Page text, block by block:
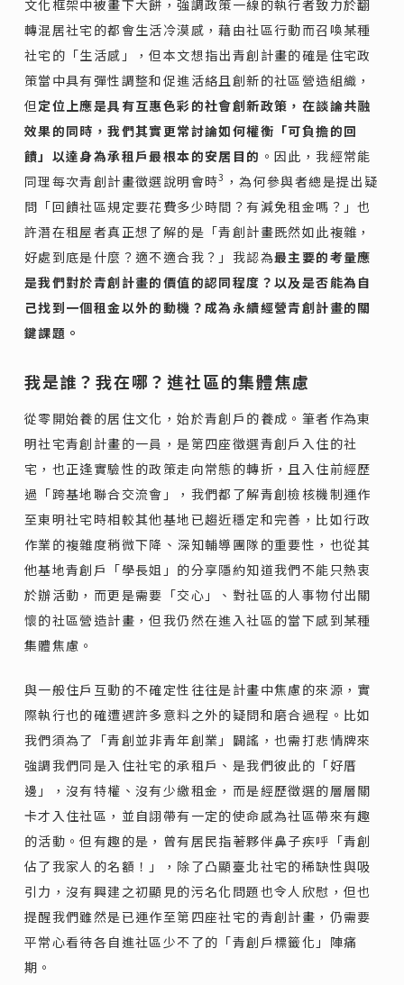
文化框架中被畫下大餅，強調政策一線的執行者致力於翻
轉混居社宅的都會生活冷漠感，藉由社區行動而召喚某種
社宅的「生活感」，但本文想指出青創計畫的確是住宅政
策當中具有彈性調整和促進活絡且創新的社區營造組織，
但 定位上應是具有互惠色彩的社會創新政策，在談論共融
效果的同時，我們其實更常討論如何權衡「可負擔的回
饋」以達身為承租戶最根本的安居目的 。因此，我經常能
同理每次青創計畫徵選說明會時3 ，為何參與者總是提出疑
問「回饋社區規定要花費多少時間？有減免租金嗎？」也
許潛在租屋者真正想了解的是「青創計畫既然如此複雜，
好處到底是什麼？適不適合我？」我認為最主要的考量應
是我們對於青創計畫的價值的認同程度？以及是否能為自
己找到一個租金以外的動機？成為永續經營青創計畫的關
鍵課題。
我是誰？我在哪？進社區的集體焦慮
從零開始養的居住文化，始於青創戶的養成。筆者作為東
明社宅青創計畫的一員，是第四座徵選青創戶入住的社
宅，也正逢實驗性的政策走向常態的轉折，且入住前經歷
過「跨基地聯合交流會」，我們都了解青創檢核機制運作
至東明社宅時相較其他基地已趨近穩定和完善，比如行政
作業的複雜度稍微下降、深知輔導團隊的重要性，也從其
他基地青創戶「學長姐」的分享隱約知道我們不能只熱衷
於辦活動，而更是需要「交心」、對社區的人事物付出關
懷的社區營造計畫，但我仍然在進入社區的當下感到某種
集體焦慮。
與一般住戶互動的不確定性往往是計畫中焦慮的來源，實
際執行也的確遭遇許多意料之外的疑問和磨合過程。比如
我們須為了「青創並非青年創業」闢謠，也需打悲情牌來
強調我們同是入住社宅的承租戶、是我們彼此的「好厝
邊」，沒有特權、沒有少繳租金，而是經歷徵選的層層關
卡才入住社區，並自詡帶有一定的使命感為社區帶來有趣
的活動。但有趣的是，曾有居民指著夥伴鼻子疾呼「青創
佔了我家人的名額！」，除了凸顯臺北社宅的稀缺性與吸
引力，沒有興建之初顯見的污名化問題也令人欣慰，但也
提醒我們雖然是已運作至第四座社宅的青創計畫，仍需要
平常心看待各自進社區少不了的「青創戶標籤化」陣痛
期。